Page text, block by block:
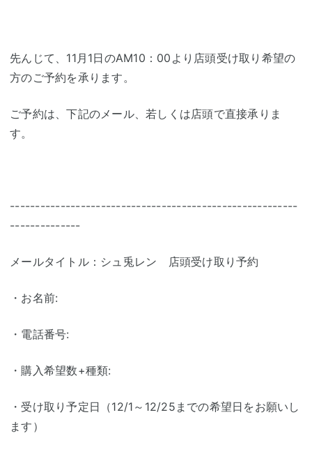
先んじて、11月1日のAM10：00より店頭受け取り希望の
方のご予約を承ります。
ご予約は、下記のメール、若しくは店頭で直接承りま
す。
---------------------------------------------------------
--------------
メールタイトル：シュ兎レン 店頭受け取り予約
・お名前:
・電話番号:
・購入希望数+種類:
・受け取り予定日（12/1～12/25までの希望日をお願いし
ます）